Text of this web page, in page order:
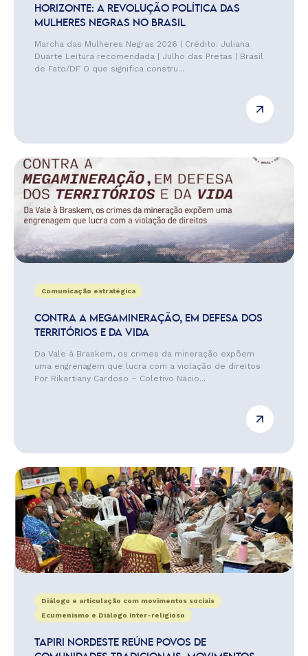
HORIZONTE: A REVOLUÇÃO POLÍTICA DAS
MULHERES NEGRAS NO BRASIL
Marcha das Mulheres Negras 2026 | Crédito: Juliana
Duarte Leitura recomendada | Julho das Pretas | Brasil
de Fato/DF O que significa constru...
Comunicação estratégica
CONTRA A MEGAMINERAÇÃO, EM DEFESA DOS
TERRITÓRIOS E DA VIDA
Da Vale à Braskem, os crimes da mineração expõem
uma engrenagem que lucra com a violação de direitos
Por Rikartiany Cardoso – Coletivo Nacio...
Diálogo e articulação com movimentos sociais
Ecumenismo e Diálogo Inter-religioso
TAPIRI NORDESTE REÚNE POVOS DE